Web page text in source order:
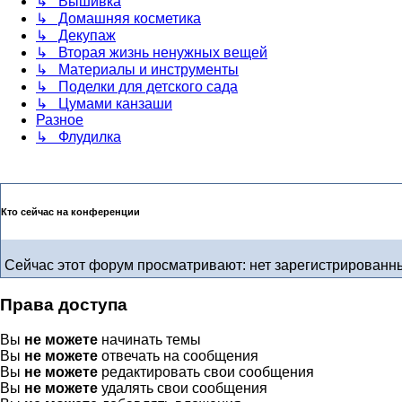
↳ Домашняя косметика
↳ Декупаж
↳ Вторая жизнь ненужных вещей
↳ Материалы и инструменты
↳ Поделки для детского сада
↳ Цумами канзаши
Разное
↳ Флудилка
Кто сейчас на конференции
Сейчас этот форум просматривают: нет
Права доступа
Вы не можете начинать темы
Вы не можете отвечать на сообщения
Вы не можете редактировать свои сообщения
Вы не можете удалять свои сообщения